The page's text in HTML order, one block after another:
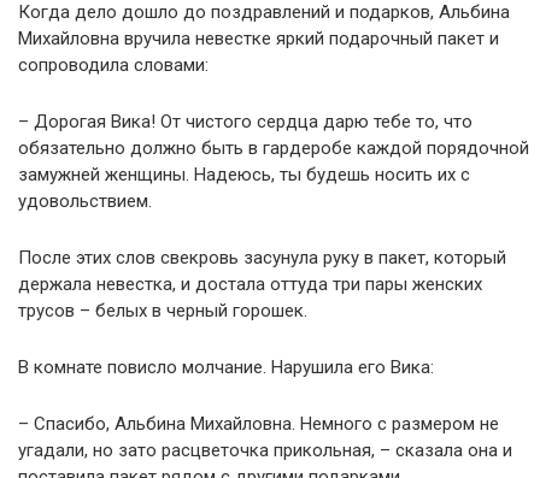
Когда дело дошло до поздравлений и подарков, Альбина
Михайловна вручила невестке яркий подарочный пакет и
сопроводила словами:
– Дорогая Вика! От чистого сердца дарю тебе то, что
обязательно должно быть в гардеробе каждой порядочной
замужней женщины. Надеюсь, ты будешь носить их с
удовольствием.
После этих слов свекровь засунула руку в пакет, который
держала невестка, и достала оттуда три пары женских
трусов – белых в черный горошек.
В комнате повисло молчание. Нарушила его Вика:
– Спасибо, Альбина Михайловна. Немного с размером не
угадали, но зато расцветочка прикольная, – сказала она и